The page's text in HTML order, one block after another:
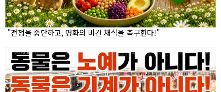
"전쟁을 중단하고, 평화의 비건 채식을 촉구한다!"